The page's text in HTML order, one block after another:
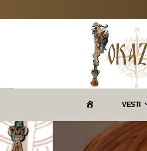
O
VESTI